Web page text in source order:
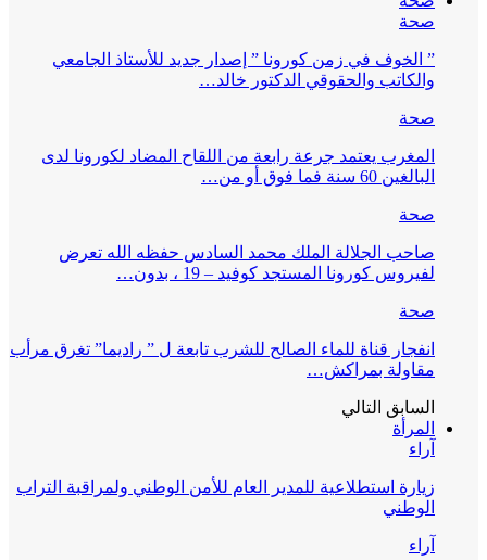
صحة
” الخوف في زمن كورونا ” إصدار جديد للأستاذ الجامعي
والكاتب والحقوقي الدكتور خالد…
صحة
المغرب يعتمد جرعة رابعة من اللقاح المضاد لكورونا لدى
البالغين 60 سنة فما فوق أو من…
صحة
صاحب الجلالة الملك محمد السادس حفظه الله تعرض
لفيروس كورونا المستجد كوفيد – 19 ، بدون…
صحة
انفجار قناة للماء الصالح للشرب تابعة ل ” راديما” تغرق مرأب
مقاولة بمراكش…
السابق التالي
المرأة
آراء
زيارة استطلاعية للمدير العام للأمن الوطني ولمراقبة التراب
الوطني
آراء